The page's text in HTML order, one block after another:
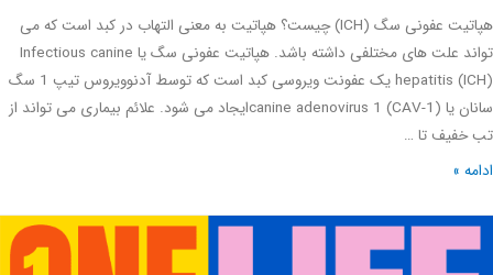
هپاتیت عفونی سگ (ICH) چیست؟ هپاتیت به معنی التهاب در کبد است که می
تواند علت های مختلفی داشته باشد. هپاتیت عفونی سگ یا Infectious canine
hepatitis (ICH) یک عفونت ویروسی کبد است که توسط آدنوویروس تیپ 1 سگ
سانان یا canine adenovirus 1 (CAV-1)ایجاد می شود. علائم بیماری می تواند از
تا …
»